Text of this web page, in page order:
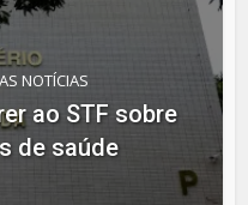
NOTÍCIAS
ao STF sobre
de saúde